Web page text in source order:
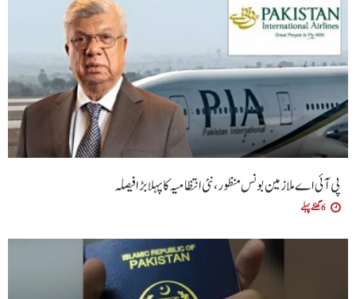
پی آئی اے ملازمین بونس منظور، نئی انتظامیہ کا پہلا بڑا فیصلہ
6 گھنٹے پہلے